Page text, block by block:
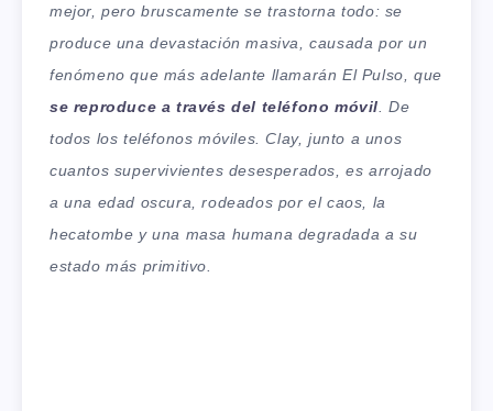
mejor, pero bruscamente se trastorna todo: se
produce una devastación masiva, causada por un
fenómeno que más adelante llamarán El Pulso, que
se reproduce a través del teléfono móvil . De
todos los teléfonos móviles. Clay, junto a unos
cuantos supervivientes desesperados, es arrojado
a una edad oscura, rodeados por el caos, la
hecatombe y una masa humana degradada a su
estado más primitivo.